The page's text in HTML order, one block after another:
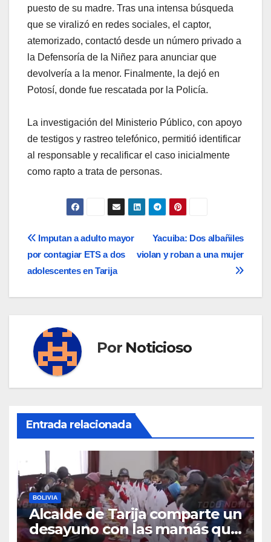
puesto de su madre. Tras una intensa búsqueda
que se viralizó en redes sociales, el captor,
atemorizado, contactó desde un número privado a
la Defensoría de la Niñez para anunciar que
devolvería a la menor. Finalmente, la dejó en
Potosí, donde fue rescatada por la Policía.
La investigación del Ministerio Público, con apoyo
de testigos y rastreo telefónico, permitió identificar
al responsable y recalificar el caso inicialmente
como rapto a trata de personas.
Navegación
de
entradas
Yacuiba: Dos albañiles
violan y roban a una mujer
Imputan a adulto mayor
por contagiar ETS a dos
adolescentes en Tarija
Por Noticioso
Entrada relacionada
BOLIVIA
Alcalde de Tarija comparte un
desayuno con las mamás que